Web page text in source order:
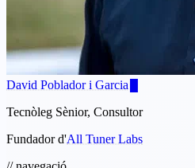
David Poblador i Garcia
Tecnòleg Sènior, Consultor
Fundador d'All Tuner Labs